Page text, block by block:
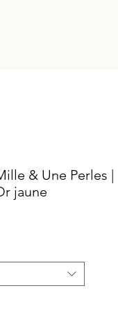
& Une Perles |
jaune